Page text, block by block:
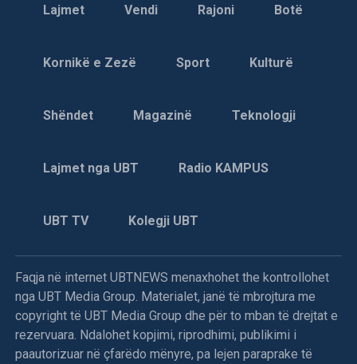
Lajmet Vendi Rajoni Botë
Kornikë e Zezë Sport Kulturë
Shëndet Magazinë Teknologji
Lajmet nga UBT Radio KAMPUS
UBT TV Kolegji UBT
Faqja në internet UBTNEWS menaxhohet the kontrollohet
nga UBT Media Group. Materialet, janë të mbrojtura me
copyright të UBT Media Group dhe për to mban të drejtat e
rezervuara. Ndalohet kopjimi, riprodhimi, publikimi i
paautorizuar në çfarëdo mënyre, pa lejen paraprake të